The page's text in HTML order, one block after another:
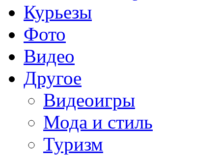
Курьезы
Фото
Видео
Другое
Видеоигры
Мода и стиль
Туризм